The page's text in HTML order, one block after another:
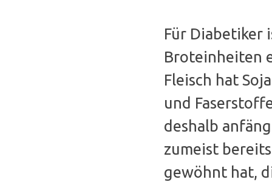
Für Diabetiker
Broteinheiten
Fleisch hat
und
deshalb
zumeist
gewöhnt hat,